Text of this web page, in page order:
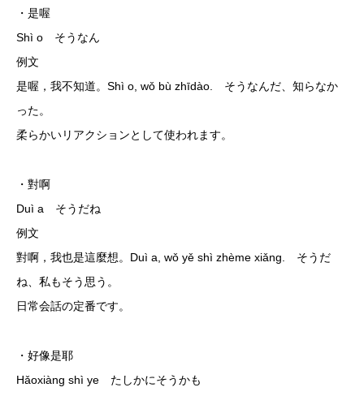
・是喔
Shì o そうなん
例文
是喔，我不知道。Shì o, wǒ bù zhīdào. そうなんだ、知らなか
った。
柔らかいリアクションとして使われます。
・對啊
Duì a そうだね
例文
對啊，我也是這麼想。Duì a, wǒ yě shì zhème xiǎng. そうだ
ね、私もそう思う。
日常会話の定番です。
・好像是耶
Hǎoxiàng shì ye たしかにそうかも